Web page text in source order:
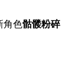
角色骷髅粉碎